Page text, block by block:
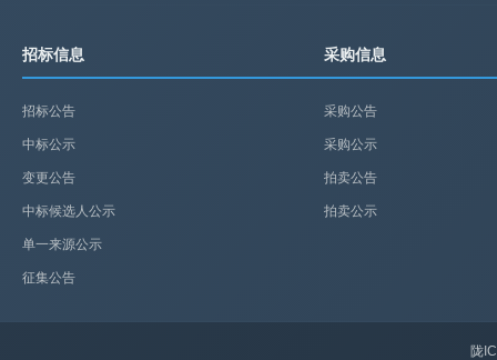
招标信息
招标公告
中标公示
变更公告
中标候选人公示
单一来源公示
征集公告
采购信息
采购公告
采购公示
拍卖公告
拍卖公示
陇